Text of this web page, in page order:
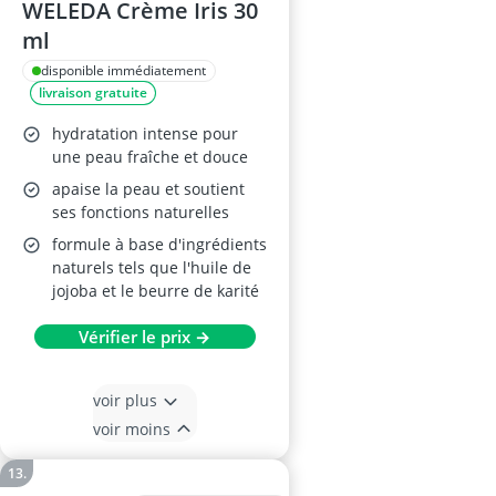
WELEDA Crème Iris 30
ml
disponible immédiatement
livraison gratuite
hydratation intense pour
une peau fraîche et douce
apaise la peau et soutient
ses fonctions naturelles
formule à base d'ingrédients
naturels tels que l'huile de
jojoba et le beurre de karité
Vérifier le prix →
voir plus
voir moins